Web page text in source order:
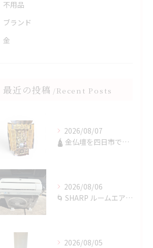
不用品
ブランド
金
最近の投稿 Recent Posts
2026/08/07
🛕 金仏壇を四日市で買取✨
2026/08/06
🌀 SHARP ルームエアコンを四日市で買取✨
2026/08/05